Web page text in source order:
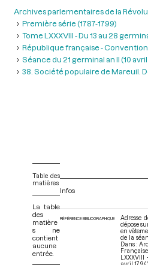
Archives parlementaires de la
Première série (1787-1799)
Tome LXXXVIII - Du 13 au 28
République française -
Séance du 21 germinal an II (10 avril
38. Société populaire de Mareuil.
Table des
matières
La table
des
matière
s ne
contient
aucune
entrée.
Infos
RÉFÉRENCE BIBLIOGRAPHIQUE
Adresse
dépose
en
de la
Dans :